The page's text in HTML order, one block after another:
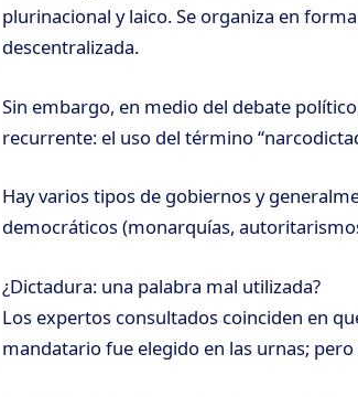
plurinacional y laico. Se organiza en
descentralizada.
Sin embargo, en medio del debate
recurrente: el uso del término
Hay varios tipos de gobiernos y
democráticos (monarquías,
¿Dictadura: una palabra mal utilizada?
Los expertos consultados coinciden en
mandatario fue elegido en las urnas;